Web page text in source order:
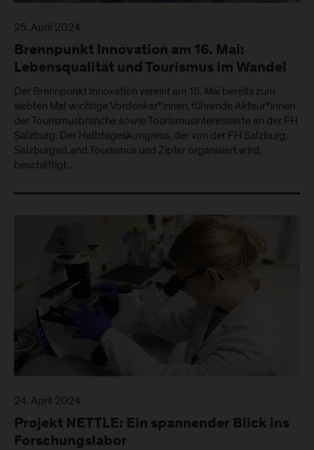
25. April 2024
Brennpunkt Innovation am 16. Mai:
Lebensqualität und Tourismus im Wandel
Der Brennpunkt Innovation vereint am 16. Mai bereits zum
siebten Mal wichtige Vordenker*innen, führende Akteur*innen
der Tourismusbranche sowie Tourismusinteressierte an der FH
Salzburg. Der Halbtageskongress, der von der FH Salzburg,
SalzburgerLand Tourismus und Zipfer organisiert wird,
beschäftigt…
24. April 2024
Projekt NETTLE: Ein spannender Blick ins
Forschungslabor